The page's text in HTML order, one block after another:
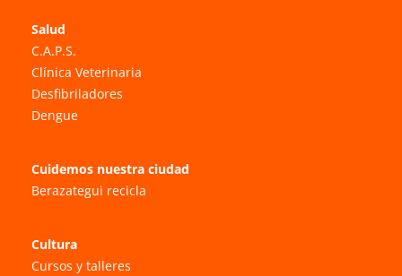
Salud
C.A.P.S.
Clínica Veterinaria
Desfibriladores
Dengue
Cuidemos nuestra ciudad
Berazategui recicla
Cultura
Cursos y talleres